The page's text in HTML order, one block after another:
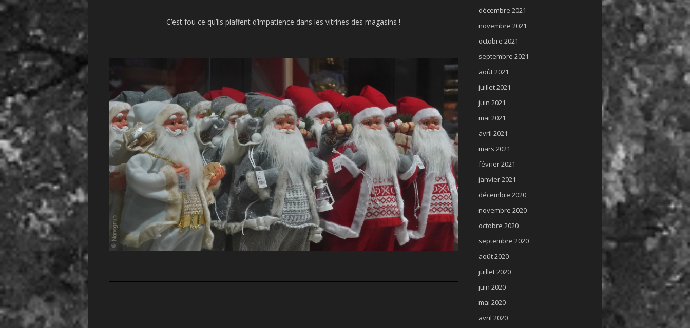
C’est fou ce qu’ils piaffent d’impatience dans les vitrines des magasins !
décembre 2021
novembre 2021
octobre 2021
septembre 2021
août 2021
juillet 2021
juin 2021
mai 2021
avril 2021
mars 2021
février 2021
janvier 2021
décembre 2020
novembre 2020
octobre 2020
septembre 2020
août 2020
juillet 2020
juin 2020
mai 2020
avril 2020